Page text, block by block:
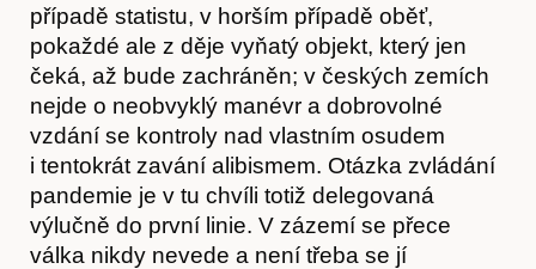
případě statistu, v horším případě oběť,
pokaždé ale z děje vyňatý objekt, který jen
čeká, až bude zachráněn; v českých zemích
nejde o neobvyklý manévr a dobrovolné
vzdání se kontroly nad vlastním osudem
i tentokrát zavání alibismem. Otázka zvládání
pandemie je v tu chvíli totiž delegovaná
výlučně do první linie. V zázemí se přece
válka nikdy nevede a není třeba se jí